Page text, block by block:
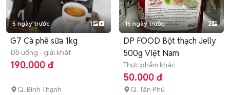
5 ngày trước 1
G7 Cà phê sữa 1kg
Đồ uống - giải khát
190.000 đ
Q. Bình Thạnh
15 ngày trước 2
DP FOOD Bột thạch Jelly
500g Việt Nam
Thực phẩm khác
50.000 đ
Q. Tân Phú